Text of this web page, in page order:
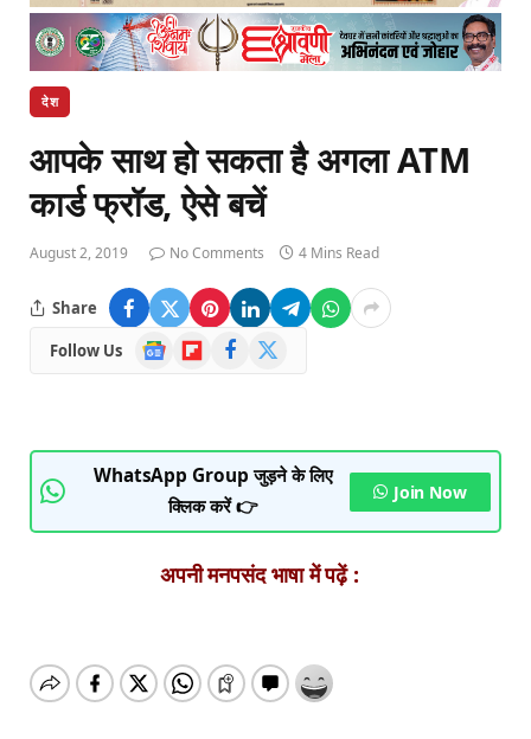
देश
आपके साथ हो सकता है अगला ATM
कार्ड फ्रॉड, ऐसे बचें
August 2, 2019 No Comments 4 Mins Read
Share
Follow Us
Google
News
FlipboardFacebook
WhatsApp Group जुड़ने के लिए
क्लिक करें 👉
Join Now
अपनी मनपसंद भाषा में पढ़ें :